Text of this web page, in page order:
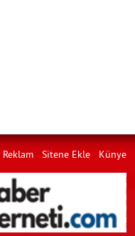
Reklam Sitene Ekle Künye